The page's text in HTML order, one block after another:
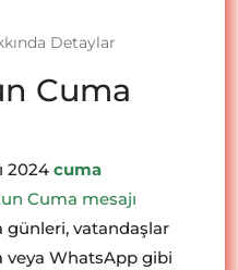
Detaylar
Cuma
2024 cuma
Cuma mesajı
günleri, vatandaşlar
veya WhatsApp gibi